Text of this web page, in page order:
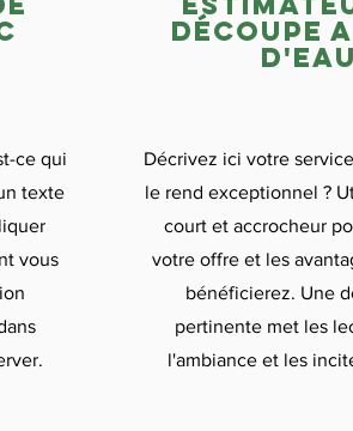
ce qui
texte
vous
découpe
d'eau
Décrivez ici votre
le rend exceptionnel ?
court et accrocheur
votre offre et les
bénéficierez. Une
pertinente met les
l'ambiance et les